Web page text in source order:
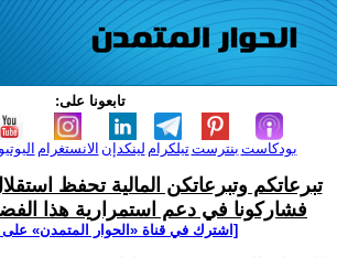
تابعونا على:
الانستغرام لينكدإن تيلكرامبنترست بودكاست
تبرعاتكم وتبرعاتكن المالية تحفظ
فشاركونا في دعم استمرارية هذا
[اشترك في قناة ‫«الحوار المتمدن» على